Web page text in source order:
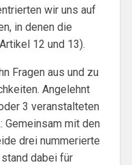
wir uns auf
in denen die
12 und 13).
Fragen aus und zu
Angelehnt
3 veranstalteten
Gemeinsam mit den
drei nummerierte
dabei für